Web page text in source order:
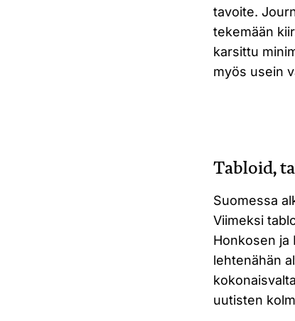
tavoite.
tekemään
karsittu
myös usein
Tabloid,
Suomessa
Viimeksi
Honkosen ja
lehtenähän
uutisten